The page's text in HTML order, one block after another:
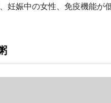
妊娠中の女性、免疫機能が